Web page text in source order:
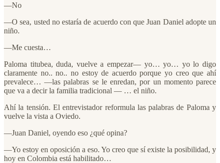
—No
—O sea, usted no estaría de acuerdo con que Juan Daniel adopte un
niño.
—Me cuesta…
Paloma titubea, duda, vuelve a empezar— yo… yo… yo lo digo
claramente no.. no.. no estoy de acuerdo porque yo creo que ahí
prevalece… —las palabras se le enredan, por un momento parece
que va a decir la familia tradicional — … el niño.
Ahí la tensión. El entrevistador reformula las palabras de Paloma y
vuelve la vista a Oviedo.
—Juan Daniel, oyendo eso ¿qué opina?
—Yo estoy en oposición a eso. Yo creo que sí existe la posibilidad, y
hoy en Colombia está habilitado…